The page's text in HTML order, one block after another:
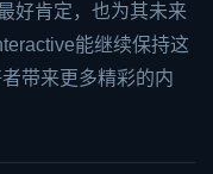
好肯定，也为其未来
能继续保持这
带来更多精彩的内